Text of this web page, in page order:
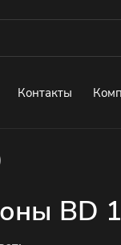
Контакты
BD